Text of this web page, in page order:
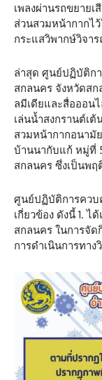
เพลงผ่านรถขยาย
ส่วนสวมหน้ากากไ
กระแสวิพากษ์วิจา
ล่าสุด ศูนย์ปฏิบัติกา
สกลนคร จังหวัดส
ลมีเดียและสื่อออน
เล่นน้ำสงกรานต์เ
สวมหน้ากากอนามั
บ้านนากับแก้ หมู่ที่
สกลนคร ซึ่งเป็นพฤ
ศูนย์ปฏิบัติการควบ
เกี่ยวข้อง ดังนี้ 1.
สกลนคร ในการจั
การดำเนินการทา